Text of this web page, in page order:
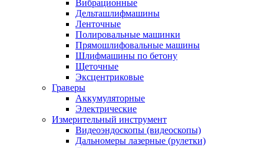
Вибрационные
Дельташлифмашины
Ленточные
Полировальные машинки
Прямошлифовальные машины
Шлифмашины по бетону
Щеточные
Эксцентриковые
Граверы
Аккумуляторные
Электрические
Измерительный инструмент
Видеоэндоскопы (видеоскопы)
Дальномеры лазерные (рулетки)